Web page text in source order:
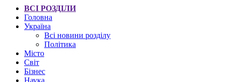
ВСІ РОЗДІЛИ
Головна
Україна
Всі новини розділу
Політика
Місто
Світ
Бізнес
Наука